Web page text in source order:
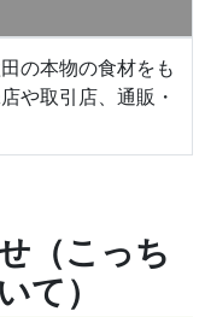
の本物の食材をも
や取引店、通販・
（こっち
て）